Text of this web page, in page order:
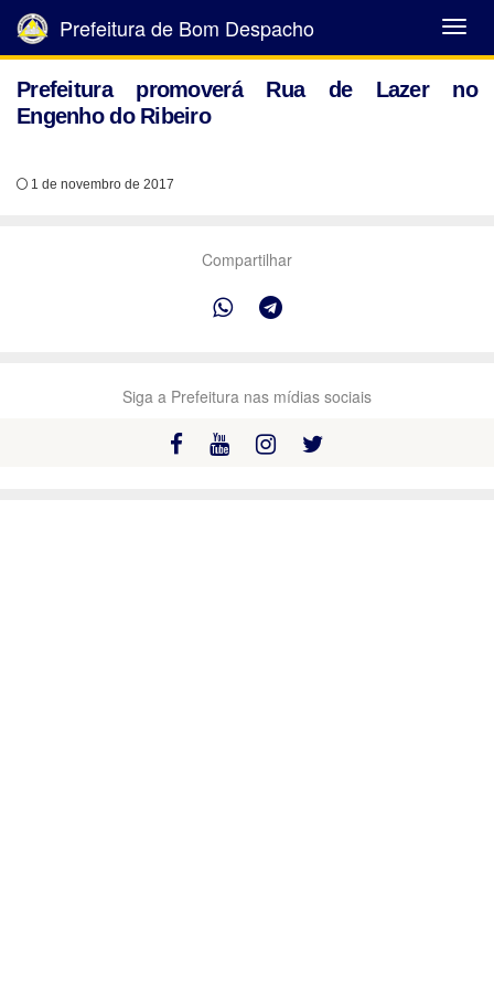
Abrir
Menu
Prefeitura de Bom Despacho
Prefeitura promoverá Rua de Lazer no
Engenho do Ribeiro
1 de novembro de 2017
Compartilhar
Siga a Prefeitura nas mídias sociais